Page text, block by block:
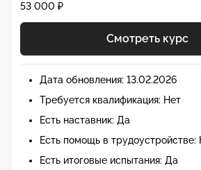
53 000 ₽
Смотреть курс
Дата обновления: 13.02.2026
Требуется квалификация: Нет
Есть наставник: Да
Есть помощь в трудоустройстве:
Есть итоговые испытания: Да